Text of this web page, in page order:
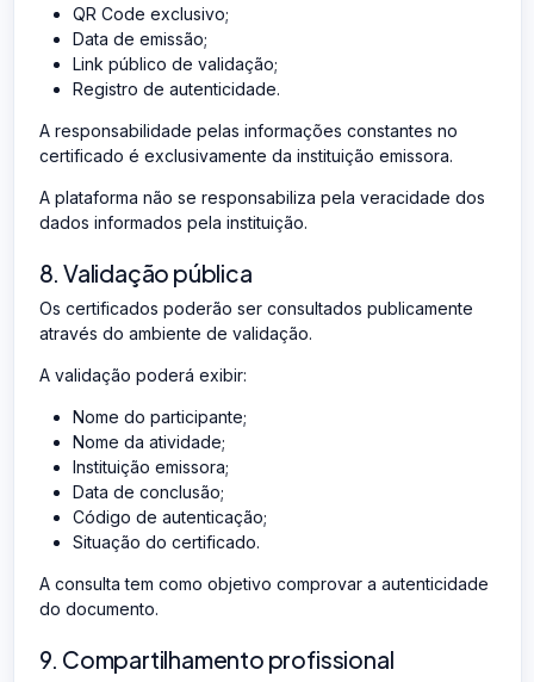
QR Code exclusivo;
Data de emissão;
Link público de validação;
Registro de autenticidade.
A responsabilidade pelas informações constantes no
certificado é exclusivamente da instituição emissora.
A plataforma não se responsabiliza pela veracidade dos
dados informados pela instituição.
8. Validação pública
Os certificados poderão ser consultados publicamente
através do ambiente de validação.
A validação poderá exibir:
Nome do participante;
Nome da atividade;
Instituição emissora;
Data de conclusão;
Código de autenticação;
Situação do certificado.
A consulta tem como objetivo comprovar a autenticidade
do documento.
9. Compartilhamento profissional